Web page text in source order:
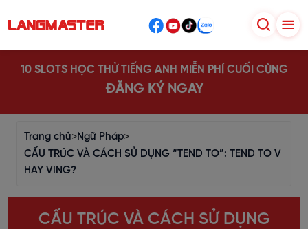
10 SLOTS HỌC THỬ TIẾNG ANH MIỄN PHÍ CUỐI CÙNG
ĐĂNG KÝ NGAY
Trang chủ>Ngữ Pháp>
CẤU TRÚC VÀ CÁCH SỬ DỤNG “TEND TO”: TEND TO V
HAY VING?
CẤU TRÚC VÀ CÁCH SỬ DỤNG